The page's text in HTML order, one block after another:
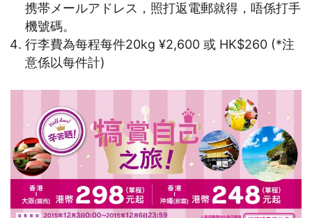
携帯メールアドレス，照打返電郵就得，唔係打手
機號碼。
行李費為每程每件20kg ¥2,600 或 HK$260 (*注
意係以每件計)